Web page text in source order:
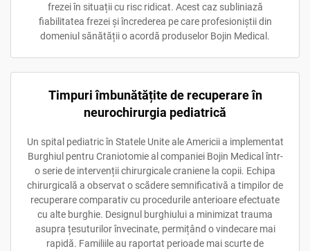
frezei în situații cu risc ridicat. Acest caz subliniază
fiabilitatea frezei și încrederea pe care profesioniștii din
domeniul sănătății o acordă produselor Bojin Medical.
Timpuri îmbunătățite de recuperare în
neurochirurgia pediatrică
Un spital pediatric în Statele Unite ale Americii a implementat
Burghiul pentru Craniotomie al companiei Bojin Medical într-
o serie de intervenții chirurgicale craniene la copii. Echipa
chirurgicală a observat o scădere semnificativă a timpilor de
recuperare comparativ cu procedurile anterioare efectuate
cu alte burghie. Designul burghiului a minimizat trauma
asupra țesuturilor învecinate, permițând o vindecare mai
rapidă. Familiile au raportat perioade mai scurte de